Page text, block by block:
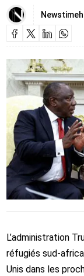
L’administration
réfugiés sud-
Unis dans les